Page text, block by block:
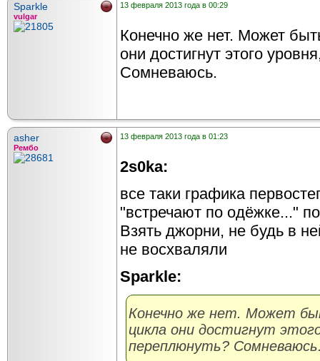
Sparkle
vulgar
13 февраля 2013 года в 00:29
Конечно же нет. Может
они достигнут этого
Сомневаюсь.
asher
Рембо
13 февраля 2013 года в 01:23
2s0ka:
все таки графика
"встречают по одёжке..."
Взять джорни, не будь в
не восхваляли
Sparkle:
Конечно же нет. Может
цикла они достигнут
переплюнуть?